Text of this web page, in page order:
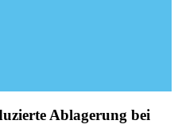
Ablagerung bei